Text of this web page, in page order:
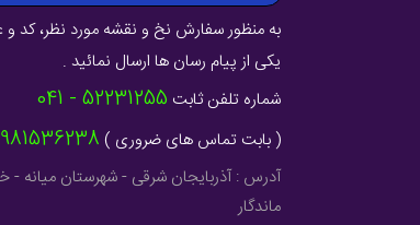
به منظور سفارش نخ و نقشه مورد نظر، کد
یکی از پیام رسان ها ارسال نمائید .
شماره تلفن ثابت 52231255 - 041
( بابت تماس های ضروری )
ماندگار